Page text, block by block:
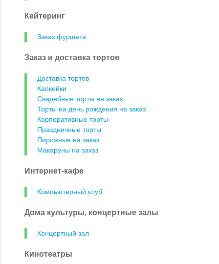
Кейтеринг
Заказ фуршета
Заказ и доставка тортов
Доставка тортов
Капкейки
Свадебные торты на заказ
Торты на день рождения на заказ
Корпоративные торты
Праздничные торты
Пирожные на заказ
Макаруны на заказ
Интернет-кафе
Компьютерный клуб
Дома культуры, концертные залы
Концертный зал
Кинотеатры